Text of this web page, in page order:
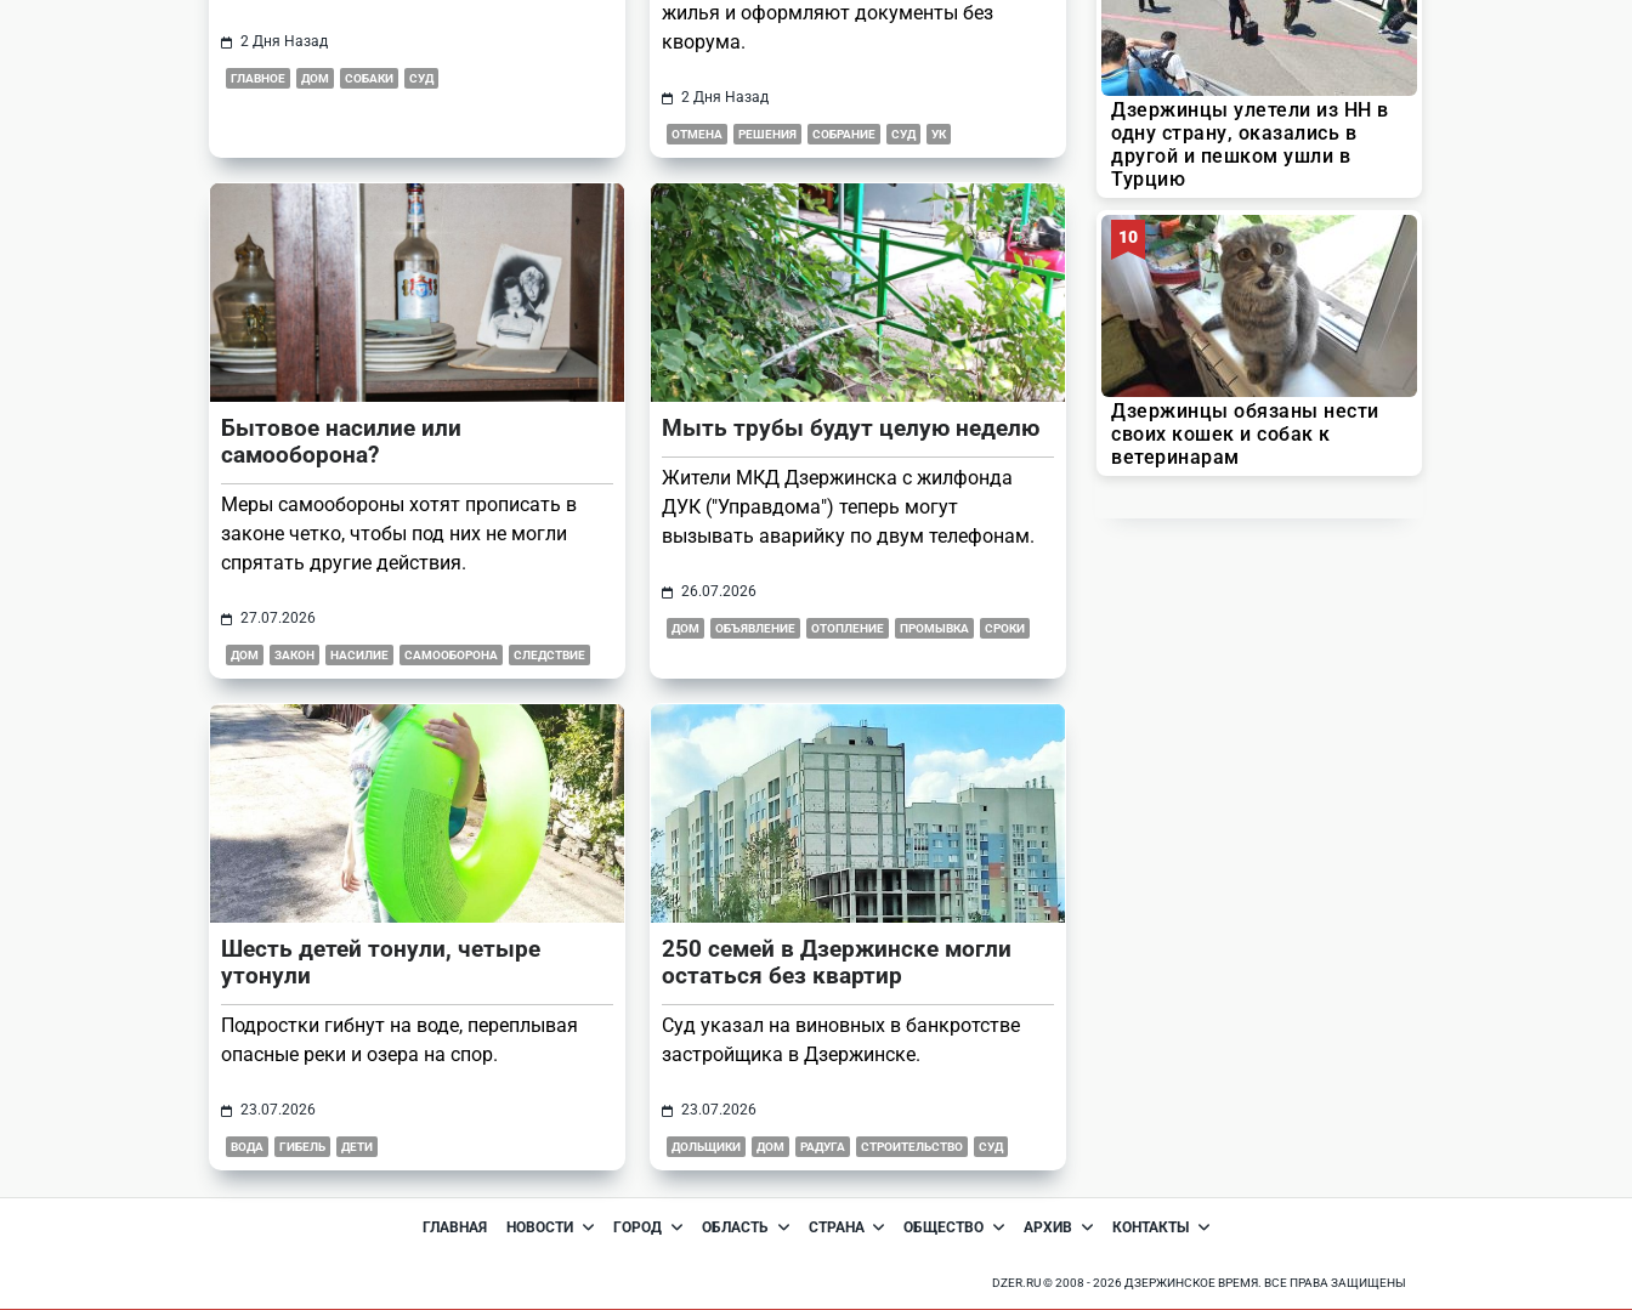
2 Дня Назад
ГЛАВНОЕ ДОМ СОБАКИ СУД
жилья и оформляют документы без
кворума.
2 Дня Назад
ОТМЕНА РЕШЕНИЯ СОБРАНИЕ СУД УК
Бытовое насилие или
самооборона?
Меры самообороны хотят прописать в
законе четко, чтобы под них не могли
спрятать другие действия.
27.07.2026
ДОМ ЗАКОН НАСИЛИЕ САМООБОРОНА СЛЕДСТВИЕ
Мыть трубы будут целую неделю
Жители МКД Дзержинска с жилфонда
ДУК ("Управдома") теперь могут
вызывать аварийку по двум телефонам.
26.07.2026
ДОМ ОБЪЯВЛЕНИЕ ОТОПЛЕНИЕ ПРОМЫВКА СРОКИ
Шесть детей тонули, четыре
утонули
Подростки гибнут на воде, переплывая
опасные реки и озера на спор.
23.07.2026
ВОДА ГИБЕЛЬ ДЕТИ
250 семей в Дзержинске могли
остаться без квартир
Суд указал на виновных в банкротстве
застройщика в Дзержинске.
23.07.2026
ДОЛЬЩИКИ ДОМ РАДУГА СТРОИТЕЛЬСТВО СУД
ГЛАВНАЯ НОВОСТИ ГОРОД ОБЛАСТЬ СТРАНА ОБЩЕСТВО АРХИВ КОНТАКТЫ
DZER.RU © 2008 - 2026 ДЗЕРЖИНСКОЕ ВРЕМЯ. ВСЕ ПРАВА ЗАЩИЩЕНЫ